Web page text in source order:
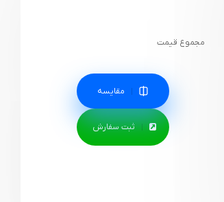
مجموع قیمت
مقایسه